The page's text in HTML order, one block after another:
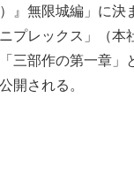
』無限城編」に決
ニプレックス」（
三部作の第一章」
開される。